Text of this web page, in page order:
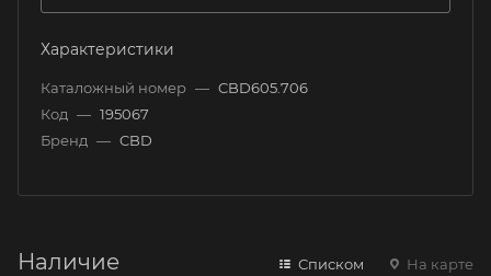
Характеристики
Каталожный номер — CBD605.706
Код — 195067
Бренд — CBD
Наличие Списком На карте